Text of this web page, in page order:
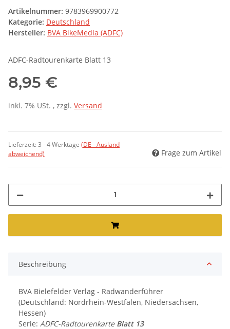
Artikelnummer: 9783969900772
Kategorie: Deutschland
Hersteller: BVA BikeMedia (ADFC)
ADFC-Radtourenkarte Blatt 13
8,95 €
inkl. 7% USt. , zzgl. Versand
Lieferzeit:3 - 4 Werktage (DE - Ausland
abweichend)
Frage zum Artikel
Beschreibung
BVA Bielefelder Verlag - Radwanderführer
(Deutschland: Nordrhein-Westfalen, Niedersachsen,
Hessen)
Serie: ADFC-Radtourenkarte Blatt 13